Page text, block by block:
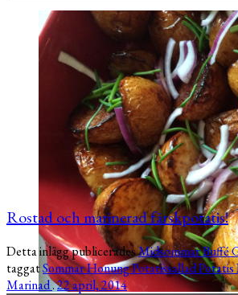
Rostad och marinerad färskpotatis!
Detta inlägg publiceradesMidsommarBuffé
taggatSommarHonungPotatissalladPotatis
Marinad.22 april, 2014